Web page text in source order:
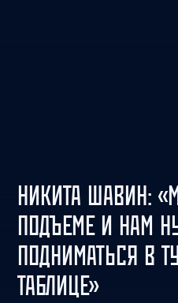
НИКИТА ШАВИН:
ПОДЪЕМЕ И НАМ
ПОДНИМАТЬСЯ В
ТАБЛИЦЕ»